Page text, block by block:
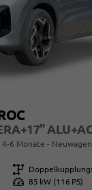
6 Monate Neuwagen
Getriebe
Leistung 85 kW (116 PS)